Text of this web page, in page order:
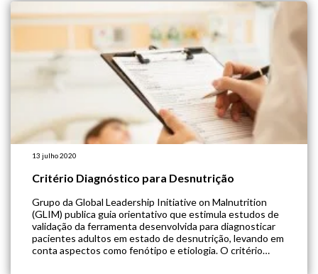
13 julho 2020
Critério Diagnóstico para Desnutrição
Grupo da Global Leadership Initiative on Malnutrition
(GLIM) publica guia orientativo que estimula estudos de
validação da ferramenta desenvolvida para diagnosticar
pacientes adultos em estado de desnutrição, levando em
conta aspectos como fenótipo e etiologia. O critério